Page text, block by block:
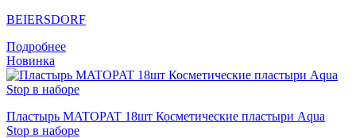
BEIERSDORF
Подробнее
Новинка
Пластырь MATOPAT 18шт Косметические пластыри Aqua
Stop в наборе